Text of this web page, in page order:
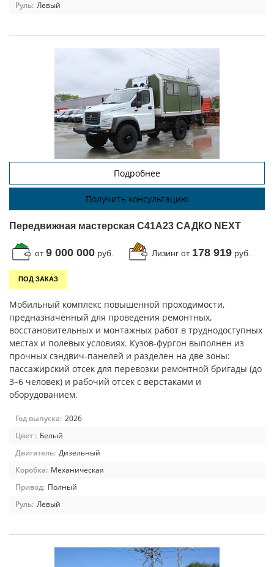
Руль: Левый
Подробнее
Получить консультацию
Передвижная мастерская C41A23 САДКО NEXT
от9 000 000 руб. Лизинг от 178 919 руб.
ПОД ЗАКАЗ
Мобильный комплекс повышенной проходимости,
предназначенный для проведения ремонтных,
восстановительных и монтажных работ в труднодоступных
местах и полевых условиях. Кузов-фургон выполнен из
прочных сэндвич-панелей и разделен на две зоны:
пассажирский отсек для перевозки ремонтной бригады (до
3–6 человек) и рабочий отсек с верстаками и
оборудованием.
Год выпуска: 2026
Цвет : Белый
Двигатель: Дизельный
Коробка: Механическая
Привод: Полный
Руль: Левый